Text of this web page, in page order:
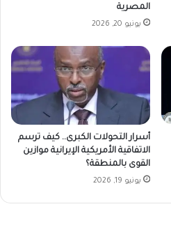
المصرية
يونيو 20, 2026
أسرار التحولات الكبرى.. كيف ترسم
الاتفاقية الأمريكية الإيرانية موازين
القوى بالمنطقة؟
يونيو 19, 2026